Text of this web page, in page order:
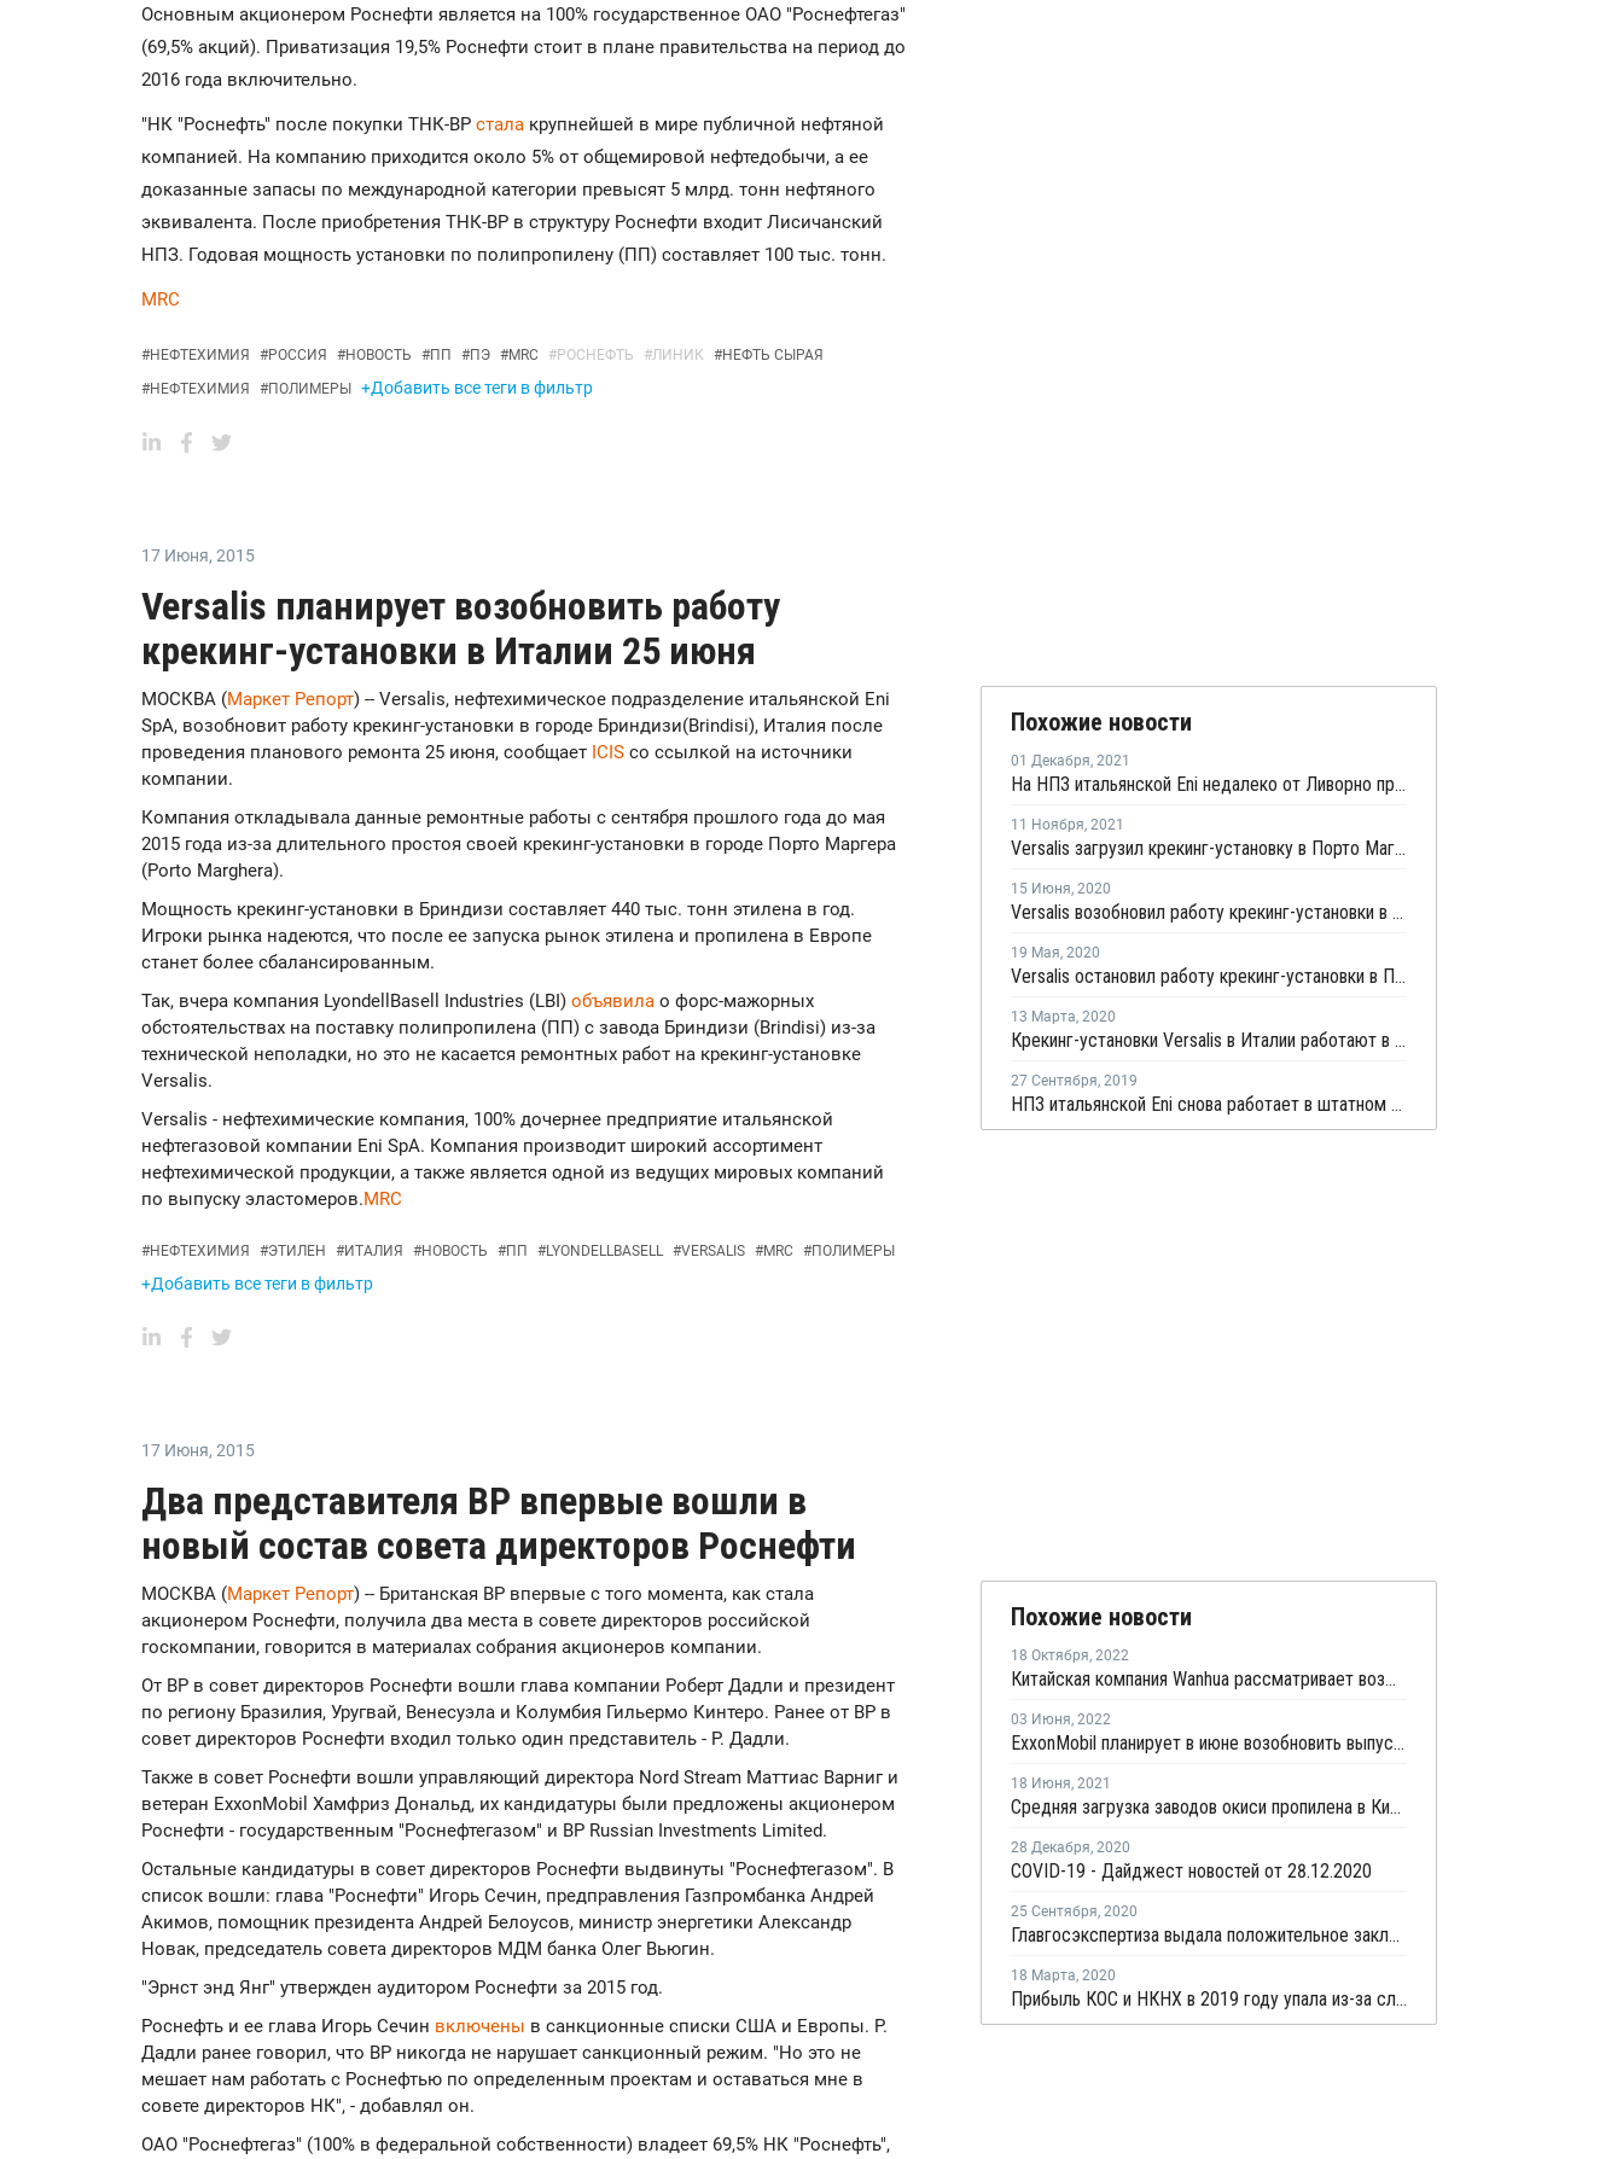
Основным акционером Роснефти является на 100% государственное ОАО "Роснефтегаз"
(69,5% акций). Приватизация 19,5% Роснефти стоит в плане правительства на период до
2016 года включительно.
"НК "Роснефть" после покупки ТНК-BP стала крупнейшей в мире публичной нефтяной
компанией. На компанию приходится около 5% от общемировой нефтедобычи, а ее
доказанные запасы по международной категории превысят 5 млрд. тонн нефтяного
эквивалента. После приобретения ТНК-ВР в структуру Роснефти входит Лисичанский
НПЗ. Годовая мощность установки по полипропилену (ПП) составляет 100 тыс. тонн.
MRC
#НЕФТЕХИМИЯ #РОССИЯ #НОВОСТЬ #ПП #ПЭ #MRC #РОСНЕФТЬ #ЛИНИК #НЕФТЬ СЫРАЯ
#НЕФТЕХИМИЯ #ПОЛИМЕРЫ +Добавить все теги в фильтр
17 Июня, 2015
Versalis планирует возобновить работу
крекинг-установки в Италии 25 июня
МОСКВА (Маркет Репорт) -- Versalis, нефтехимическое подразделение итальянской Eni
SpA, возобновит работу крекинг-установки в городе Бриндизи(Brindisi), Италия после
проведения планового ремонта 25 июня, сообщает ICIS со ссылкой на источники
компании.
Компания откладывала данные ремонтные работы с сентября прошлого года до мая
2015 года из-за длительного простоя своей крекинг-установки в городе Порто Маргера
(Porto Marghera).
Мощность крекинг-установки в Бриндизи составляет 440 тыс. тонн этилена в год.
Игроки рынка надеются, что после ее запуска рынок этилена и пропилена в Европе
станет более сбалансированным.
Так, вчера компания LyondellBasell Industries (LBI) объявила о форс-мажорных
обстоятельствах на поставку полипропилена (ПП) с завода Бриндизи (Brindisi) из-за
технической неполадки, но это не касается ремонтных работ на крекинг-установке
Versalis.
Versalis - нефтехимические компания, 100% дочернее предприятие итальянской
нефтегазовой компании Eni SpA. Компания производит широкий ассортимент
нефтехимической продукции, а также является одной из ведущих мировых компаний
по выпуску эластомеров.MRC
#НЕФТЕХИМИЯ #ЭТИЛЕН #ИТАЛИЯ #НОВОСТЬ #ПП #LYONDELLBASELL #VERSALIS #MRC #ПОЛИМЕРЫ
+Добавить все теги в фильтр
Похожие новости
01 Декабря, 2021
На НПЗ итальянской Eni недалеко от Ливорно произошел пожар
11 Ноября, 2021
Versalis загрузил крекинг-установку в Порто Магера в штатном режиме
15 Июня, 2020
Versalis возобновил работу крекинг-установки в Приоло
19 Мая, 2020
Versalis остановил работу крекинг-установки в Приоло
13 Марта, 2020
Крекинг-установки Versalis в Италии работают в штатном режиме
27 Сентября, 2019
НПЗ итальянской Eni снова работает в штатном режиме
17 Июня, 2015
Два представителя BP впервые вошли в
новый состав совета директоров Роснефти
МОСКВА (Маркет Репорт) -- Британская BP впервые с того момента, как стала
акционером Роснефти, получила два места в совете директоров российской
госкомпании, говорится в материалах собрания акционеров компании.
От BP в совет директоров Роснефти вошли глава компании Роберт Дадли и президент
по региону Бразилия, Уругвай, Венесуэла и Колумбия Гильермо Кинтеро. Ранее от ВР в
совет директоров Роснефти входил только один представитель - Р. Дадли.
Также в совет Роснефти вошли управляющий директора Nord Stream Маттиас Варниг и
ветеран ExxonMobil Хамфриз Дональд, их кандидатуры были предложены акционером
Роснефти - государственным "Роснефтегазом" и BP Russian Investments Limited.
Остальные кандидатуры в совет директоров Роснефти выдвинуты "Роснефтегазом". В
список вошли: глава "Роснефти" Игорь Сечин, предправления Газпромбанка Андрей
Акимов, помощник президента Андрей Белоусов, министр энергетики Александр
Новак, председатель совета директоров МДМ банка Олег Вьюгин.
"Эрнст энд Янг" утвержден аудитором Роснефти за 2015 год.
Роснефть и ее глава Игорь Сечин включены в санкционные списки США и Европы. Р.
Дадли ранее говорил, что BP никогда не нарушает санкционный режим. "Но это не
мешает нам работать с Роснефтью по определенным проектам и оставаться мне в
совете директоров НК", - добавлял он.
ОАО "Роснефтегаз" (100% в федеральной собственности) владеет 69,5% НК "Роснефть",
Похожие новости
18 Октября, 2022
Китайская компания Wanhua рассматривает возможность расширения производства ПК в Яньтай
03 Июня, 2022
ExxonMobil планирует в июне возобновить выпуск на крекинг-установке в Сингапуре
18 Июня, 2021
Средняя загрузка заводов окиси пропилена в Китае снизилась на второй неделе июня на 4,4%
28 Декабря, 2020
COVID-19 - Дайджест новостей от 28.12.2020
25 Сентября, 2020
Главгосэкспертиза выдала положительное заключение на строительство АГХК
18 Марта, 2020
Прибыль КОС и НКНХ в 2019 году упала из-за сложной конъюнктуры рынка и падения цен на продукцию